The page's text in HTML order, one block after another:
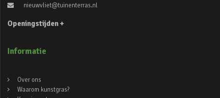
nieuwvliet@tuinenterras.nl
Openingstijden +
Informatie
Over ons
Waarom kunstgras?